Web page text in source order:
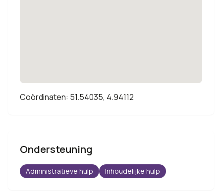
Coördinaten: 51.54035, 4.94112
Ondersteuning
Administratieve hulp Inhoudelijke hulp